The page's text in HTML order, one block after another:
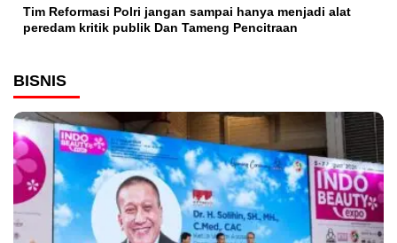
Tim Reformasi Polri jangan sampai hanya menjadi alat
peredam kritik publik Dan Tameng Pencitraan
BISNIS